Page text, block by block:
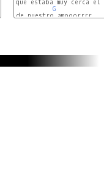
G
de nuestro amooorrrr